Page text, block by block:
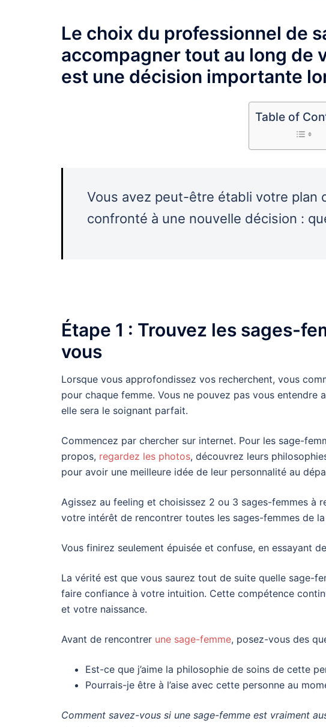
Le choix du professionnel de
accompagner tout au long de
est une décision importante
Table of
Vous avez peut-être établi votre plan
confronté à une nouvelle décision :
Étape 1 : Trouvez les sages-
vous
Lorsque vous approfondissez vos recherchent, vous
pour chaque femme. Vous ne pouvez pas vous entendre
elle sera le soignant parfait.
Commencez par chercher sur internet. Pour les sage-
propos, regardez les photos, découvrez leurs
pour avoir une meilleure idée de leur personnalité au
Agissez au feeling et choisissez 2 ou 3 sages-femmes à
votre intérêt de rencontrer toutes les sages-femmes de
Vous finirez seulement épuisée et confuse, en essayant
La vérité est que vous saurez tout de suite quelle sage-
faire confiance à votre intuition. Cette compétence
et votre naissance.
Avant de rencontrer une sage-femme, posez-vous des
Est-ce que j’aime la philosophie de soins de cette
Pourrais-je être à l’aise avec cette personne au
Comment savez-vous si une sage-femme est vraiment